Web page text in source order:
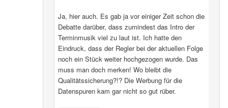
Ja, hier auch. Es gab ja vor einiger Zeit schon die
Debatte darüber, dass zumindest das Intro der
Terminmusik viel zu laut ist. Ich hatte den
Eindruck, dass der Regler bei der aktuellen Folge
noch ein Stück weiter hochgezogen wurde. Das
muss man doch merken! Wo bleibt die
Qualitätssicherung?!? Die Werbung für die
Datenspuren kam gar nicht so gut rüber.